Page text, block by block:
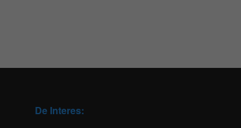
De Interes: